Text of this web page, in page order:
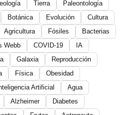
Tierra
Paleontología
Botánica Evolución
Cultura
Agricultura Fósiles
Bacterias
Webb COVID-19
IA
Galaxia
Reproducción
Física
Obesidad
Artificial
Agua
Alzheimer
Diabetes